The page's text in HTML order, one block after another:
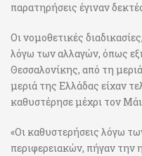
παρατηρήσεις έγιναν
Οι νομοθετικές
λόγω των αλλαγών, όπως
Θεσσαλονίκης, από τη
μεριά της Ελλάδας είχαν
καθυστέρησε μέχρι τον
«Οι καθυστερήσεις λόγω
περιφερειακών, πήγαν την